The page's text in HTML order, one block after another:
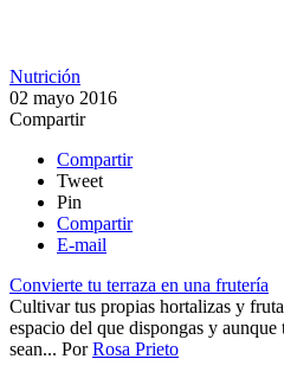
Nutrición
02 mayo 2016
Compartir
Compartir
Tweet
Pin
Compartir
E-mail
Convierte tu terraza en una frutería
Cultivar tus propias hortalizas y
espacio del que dispongas y
sean... PorRosa Prieto